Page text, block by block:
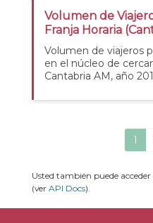
Volumen de
Franja Horaria
Volumen de viajeros
en el núcleo de
Cantabria AM, año
1
Usted también puede
(ver API Docs).